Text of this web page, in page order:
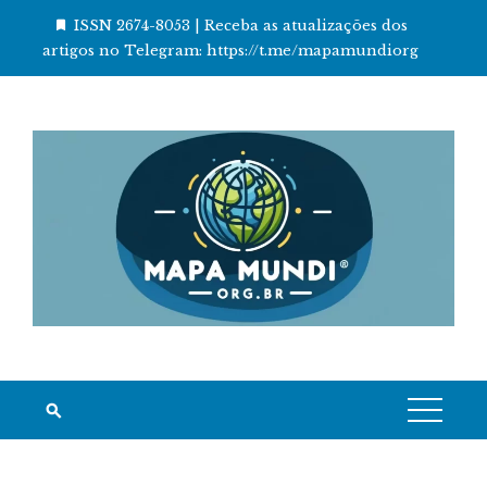
ISSN 2674-8053 | Receba as atualizações dos
artigos no Telegram: https://t.me/mapamundiorg